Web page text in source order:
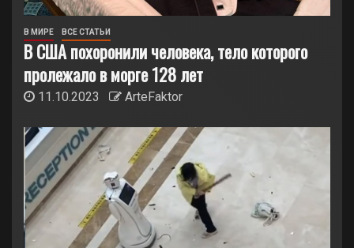
В МИРЕ ВСЕ СТАТЬИ
В США похоронили человека, тело которого
пролежало в морге 128 лет
11.10.2023 ArteFaktor